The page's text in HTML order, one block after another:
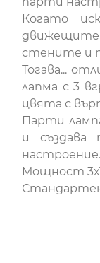
Когато
стените и
Тогава...
лапма с 3
цвята с
Парти
и
настроение.
Мощност